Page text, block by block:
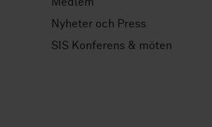
Nyheter och Press
SIS Konferens & möten